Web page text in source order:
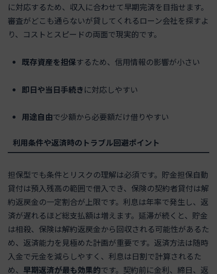
に対応するため、収入に合わせて早期完済を目指せます。
審査がどこも通らないが貸してくれるローン会社を探すよ
り、コストとスピードの両面で現実的です。
既存資産を担保するため、信用情報の影響が小さい
即日や当日手続きに対応しやすい
用途自由で少額から必要額だけ借りやすい
利用条件や返済時のトラブル回避ポイント
担保型でも条件とリスクの理解は必須です。貯金担保自動
貸付は預入残高の範囲で借入でき、保険の契約者貸付は解
約返戻金の一定割合が上限です。利息は年率で発生し、返
済が遅れるほど総支払額は増えます。延滞が続くと、貯金
は相殺、保険は解約返戻金から回収される可能性があるた
め、返済能力を見極めた計画が重要です。返済方法は随時
入金で元金を減らしやすく、利息は日割で計算されるた
め、 早期返済が最も効果的です。契約前に金利、締日、返